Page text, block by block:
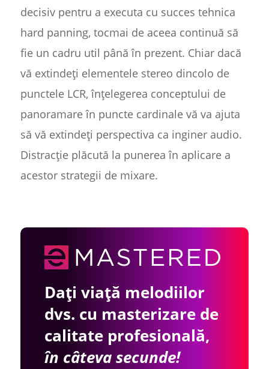
decisiv pentru a executa cu succes tehnica
hard panning, tocmai de aceea continuă să
fie un cadru util până în prezent. Chiar dacă
vă extindeți elementele stereo dincolo de
punctele LCR, înțelegerea conceptului de
panoramare în puncte cardinale vă va ajuta
să vă extindeți perspectiva ca inginer audio.
Distracție plăcută la punerea în aplicare a
acestor strategii de mixare.
Dați viață melodiilor
dvs. cu masterizare de
calitate profesională,
în câteva secunde!